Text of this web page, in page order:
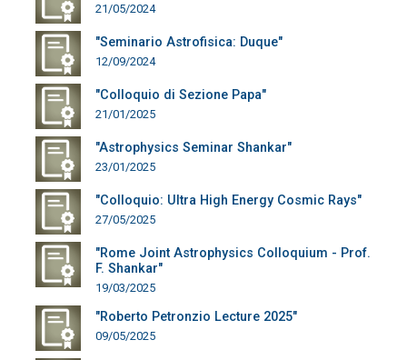
21/05/2024
"Seminario Astrofisica: Duque"
12/09/2024
"Colloquio di Sezione Papa"
21/01/2025
"Astrophysics Seminar Shankar"
23/01/2025
"Colloquio: Ultra High Energy Cosmic Rays"
27/05/2025
"Rome Joint Astrophysics Colloquium - Prof.
F. Shankar"
19/03/2025
"Roberto Petronzio Lecture 2025"
09/05/2025